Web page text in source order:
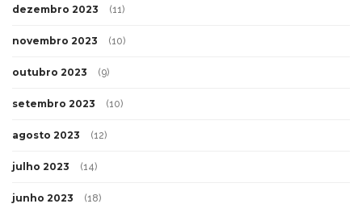
dezembro 2023 (11)
novembro 2023 (10)
outubro 2023 (9)
setembro 2023 (10)
agosto 2023 (12)
julho 2023 (14)
junho 2023 (18)